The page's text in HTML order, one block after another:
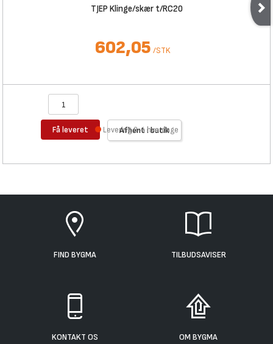
TJEP Klinge/skær t/RC20
602,05 /STK
Få leveret Afhent i butik
Levering 3-4 hverdage
FIND BYGMA TILBUDSAVISER
KONTAKT OS OM BYGMA